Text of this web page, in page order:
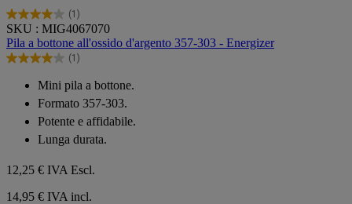
(1)
4.0
su
5
stelle.
recensione
SKU : MIG4067070
Pila a bottone all'ossido d'argento 357-303 - Energizer
(1)
4.0
stelle.
recensione
Mini pila a bottone.
Formato 357-303.
Potente e affidabile.
Lunga durata.
12,25 € IVA Escl.
14,95 € IVA incl.